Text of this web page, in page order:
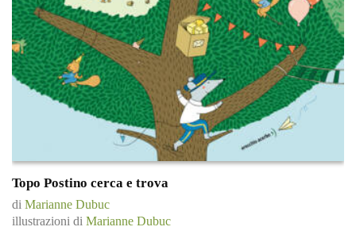
Topo Postino cerca e trova
di Marianne Dubuc
illustrazioni di Marianne Dubuc